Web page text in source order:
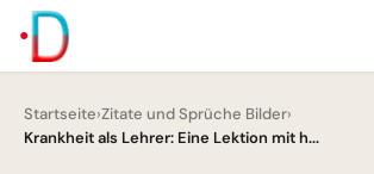
Startseite›Zitate und Sprüche Bilder›
Krankheit als Lehrer: Eine Lektion mit h...